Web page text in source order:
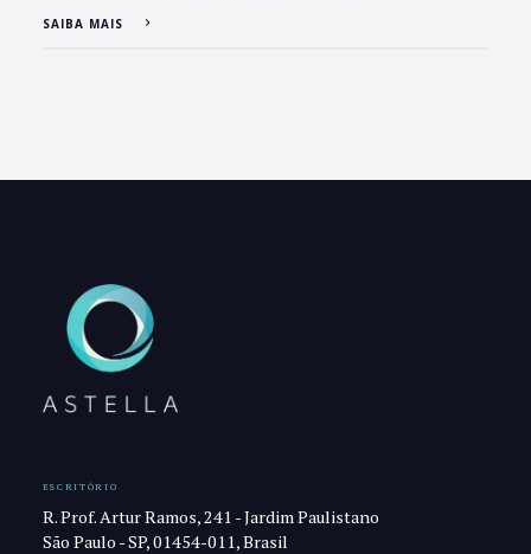
SAIBA MAIS
ESCRITÓRIO
R. Prof. Artur Ramos, 241 - Jardim Paulistano
São Paulo - SP, 01454-011, Brasil